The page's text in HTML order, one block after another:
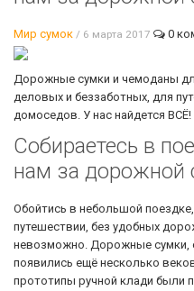
Мир сумок / 6 марта 2017 0
Дорожные сумки и чемоданы
деловых и беззаботных, для
домоседов. У нас найдется ВСЁ!
Собираетесь в
нам за дорожной
Обойтись в небольшой
путешествии, без удобных
невозможно. Дорожные сумки,
появились ещё несколько
прототипы ручной клади были